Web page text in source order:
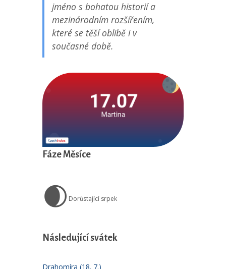
jméno s bohatou historií a
mezinárodním rozšířením,
které se těší oblibě i v
současné době.
Fáze Měsíce
🌒 Dorůstající srpek
Následující svátek
Drahomíra (18. 7.)